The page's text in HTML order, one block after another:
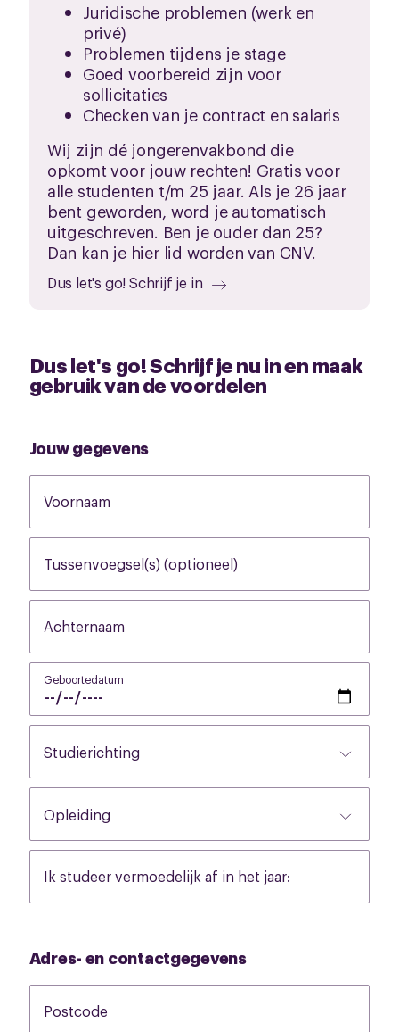
Juridische problemen (werk en
privé)
Problemen tijdens je stage
Goed voorbereid zijn voor
sollicitaties
Checken van je contract en salaris
Wij zijn dé jongerenvakbond die
opkomt voor jouw rechten! Gratis voor
alle studenten t/m 25 jaar. Als je 26 jaar
bent geworden, word je automatisch
uitgeschreven. Ben je ouder dan 25?
Dan kan je hierlid worden van CNV.
Dus let's go! Schrijf je in
Dus let's go! Schrijf je nu in en maak
gebruik van de voordelen
Jouw gegevens
Voornaam
Tussenvoegsel(s) (optioneel)
Achternaam
Geboortedatum
Ik studeer vermoedelijk af in het jaar:
Adres- en contactgegevens
Postcode